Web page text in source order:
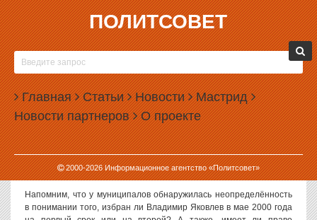
ПОЛИТСОВЕТ
Главная Статьи Новости Мастрид
Новости партнеров О проекте
2000-2026Информационное агентство «Политсовет»
25.09.2002, 09:41
ТРЕТИЙ СРОК В РУКАХ СУДА
Уставный суд Санкт-Петербурга полностью сконцентрировался
на изучении дела о третьем сроке губернатораЯковлева.
Ради этого судьи даже отменили рассмотрение «дела
Буренина», которое было запланировано на сегодня. Всю
неделю они будут изучать принятый к рассмотрению в пятницу
иск муниципального совета округа «Полюстрово».
Напомним, что у муниципалов обнаружилась неопределённость
в понимании того, избран ли Владимир Яковлев в мае 2000 года